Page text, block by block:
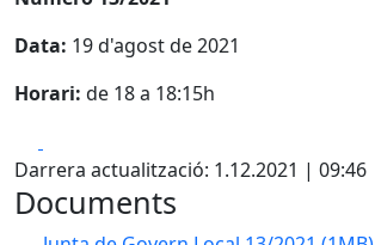
Data: 19 d'agost de 2021
Horari: de 18 a 18:15h
Darrera actualització: 1.12.2021 | 09:46
Documents